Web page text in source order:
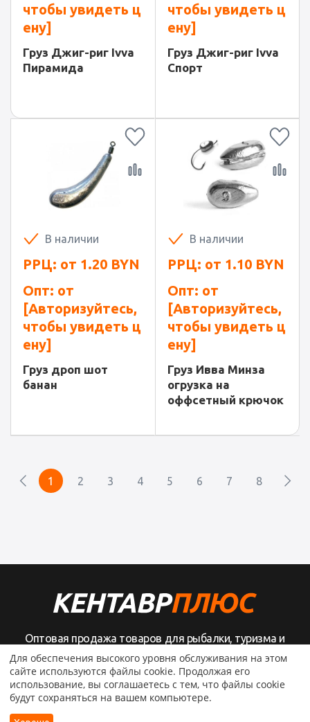
чтобы увидеть ц
ену]
Груз Джиг-риг Ivva
Пирамида
чтобы увидеть ц
ену]
Груз Джиг-риг Ivva
Спорт
В наличии
РРЦ: от 1.20 BYN
Опт: от
[Авторизуйтесь,
чтобы увидеть ц
ену]
Груз дроп шот
банан
В наличии
РРЦ: от 1.10 BYN
Опт: от
[Авторизуйтесь,
чтобы увидеть ц
ену]
Груз Ивва Минза
огрузка на
оффсетный крючок
1 2 3 4 5 6 7 8
Оптовая продажа товаров для рыбалки, туризма и
Для обеспечения высокого уровня обслуживания на этом
сайте используются файлы cookie. Продолжая его
использование, вы соглашаетесь с тем, что файлы cookie
будут сохраняться на вашем компьютере.